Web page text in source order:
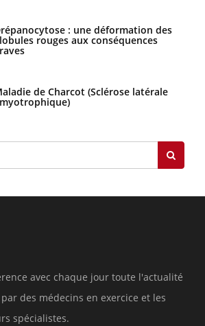
: une déformation des
rouges aux conséquences
de Charcot (Sclérose latérale
avec chaque jour toute l'actualité
des médecins en exercice et les
spécialistes.